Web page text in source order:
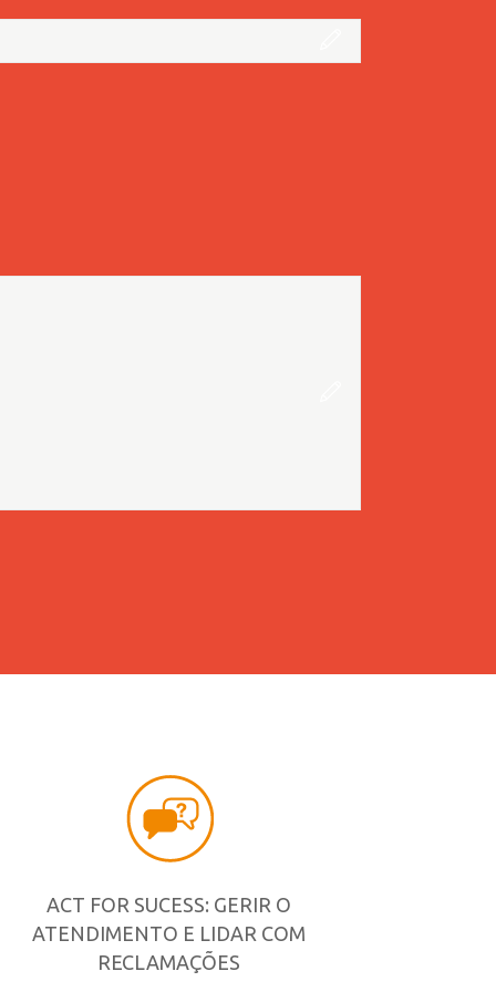
ACT FOR SUCESS: GERIR O
ATENDIMENTO E LIDAR COM
RECLAMAÇÕES